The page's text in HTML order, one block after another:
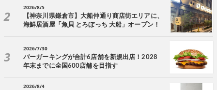
2026/8/5
【神奈川県鎌倉市】大船仲通り商店街エリアに、
海鮮居酒屋「魚貝 とろぼっち 大船」オープン！
2026/7/30
バーガーキングが合計6店舗を新規出店！2028
年末までに全国600店舗を目指す
2026/8/4